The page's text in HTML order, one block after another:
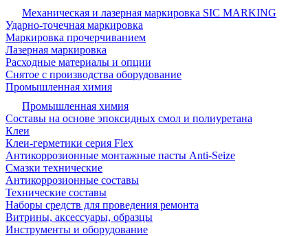
Механическая и лазерная маркировка SIC MARKING
Ударно-точечная маркировка
Маркировка прочерчиванием
Лазерная маркировка
Расходные материалы и опции
Снятое с производства оборудование
Промышленная химия
Промышленная химия
Составы на основе эпоксидных смол и полиуретана
Клеи
Клеи-герметики серия Flex
Антикоррозионные монтажные пасты Anti-Seize
Смазки технические
Антикоррозионные составы
Технические составы
Наборы средств для проведения ремонта
Витрины, аксессуары, образцы
Инструменты и оборудование